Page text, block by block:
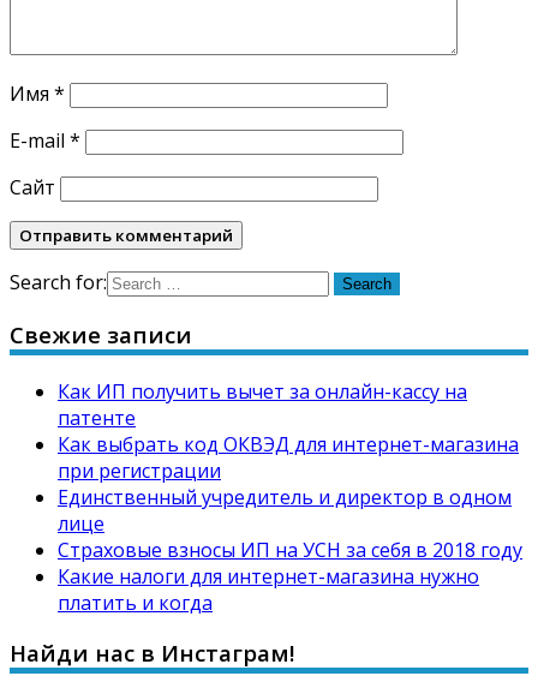
Имя *
E-mail *
Сайт
Search for:
Свежие записи
Как ИП получить вычет за онлайн-кассу на
патенте
Как выбрать код ОКВЭД для интернет-магазина
при регистрации
Единственный учредитель и директор в одном
лице
Страховые взносы ИП на УСН за себя в 2018 году
Какие налоги для интернет-магазина нужно
платить и когда
Найди нас в Инстаграм!